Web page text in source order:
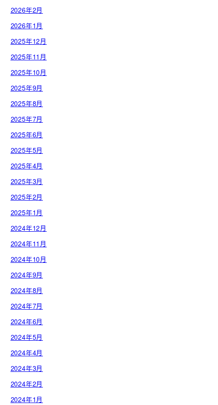
2026年2月
2026年1月
2025年12月
2025年11月
2025年10月
2025年9月
2025年8月
2025年7月
2025年6月
2025年5月
2025年4月
2025年3月
2025年2月
2025年1月
2024年12月
2024年11月
2024年10月
2024年9月
2024年8月
2024年7月
2024年6月
2024年5月
2024年4月
2024年3月
2024年2月
2024年1月